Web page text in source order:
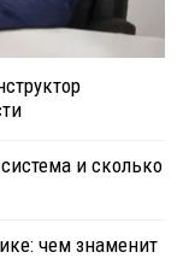
и сколько
чем знаменит